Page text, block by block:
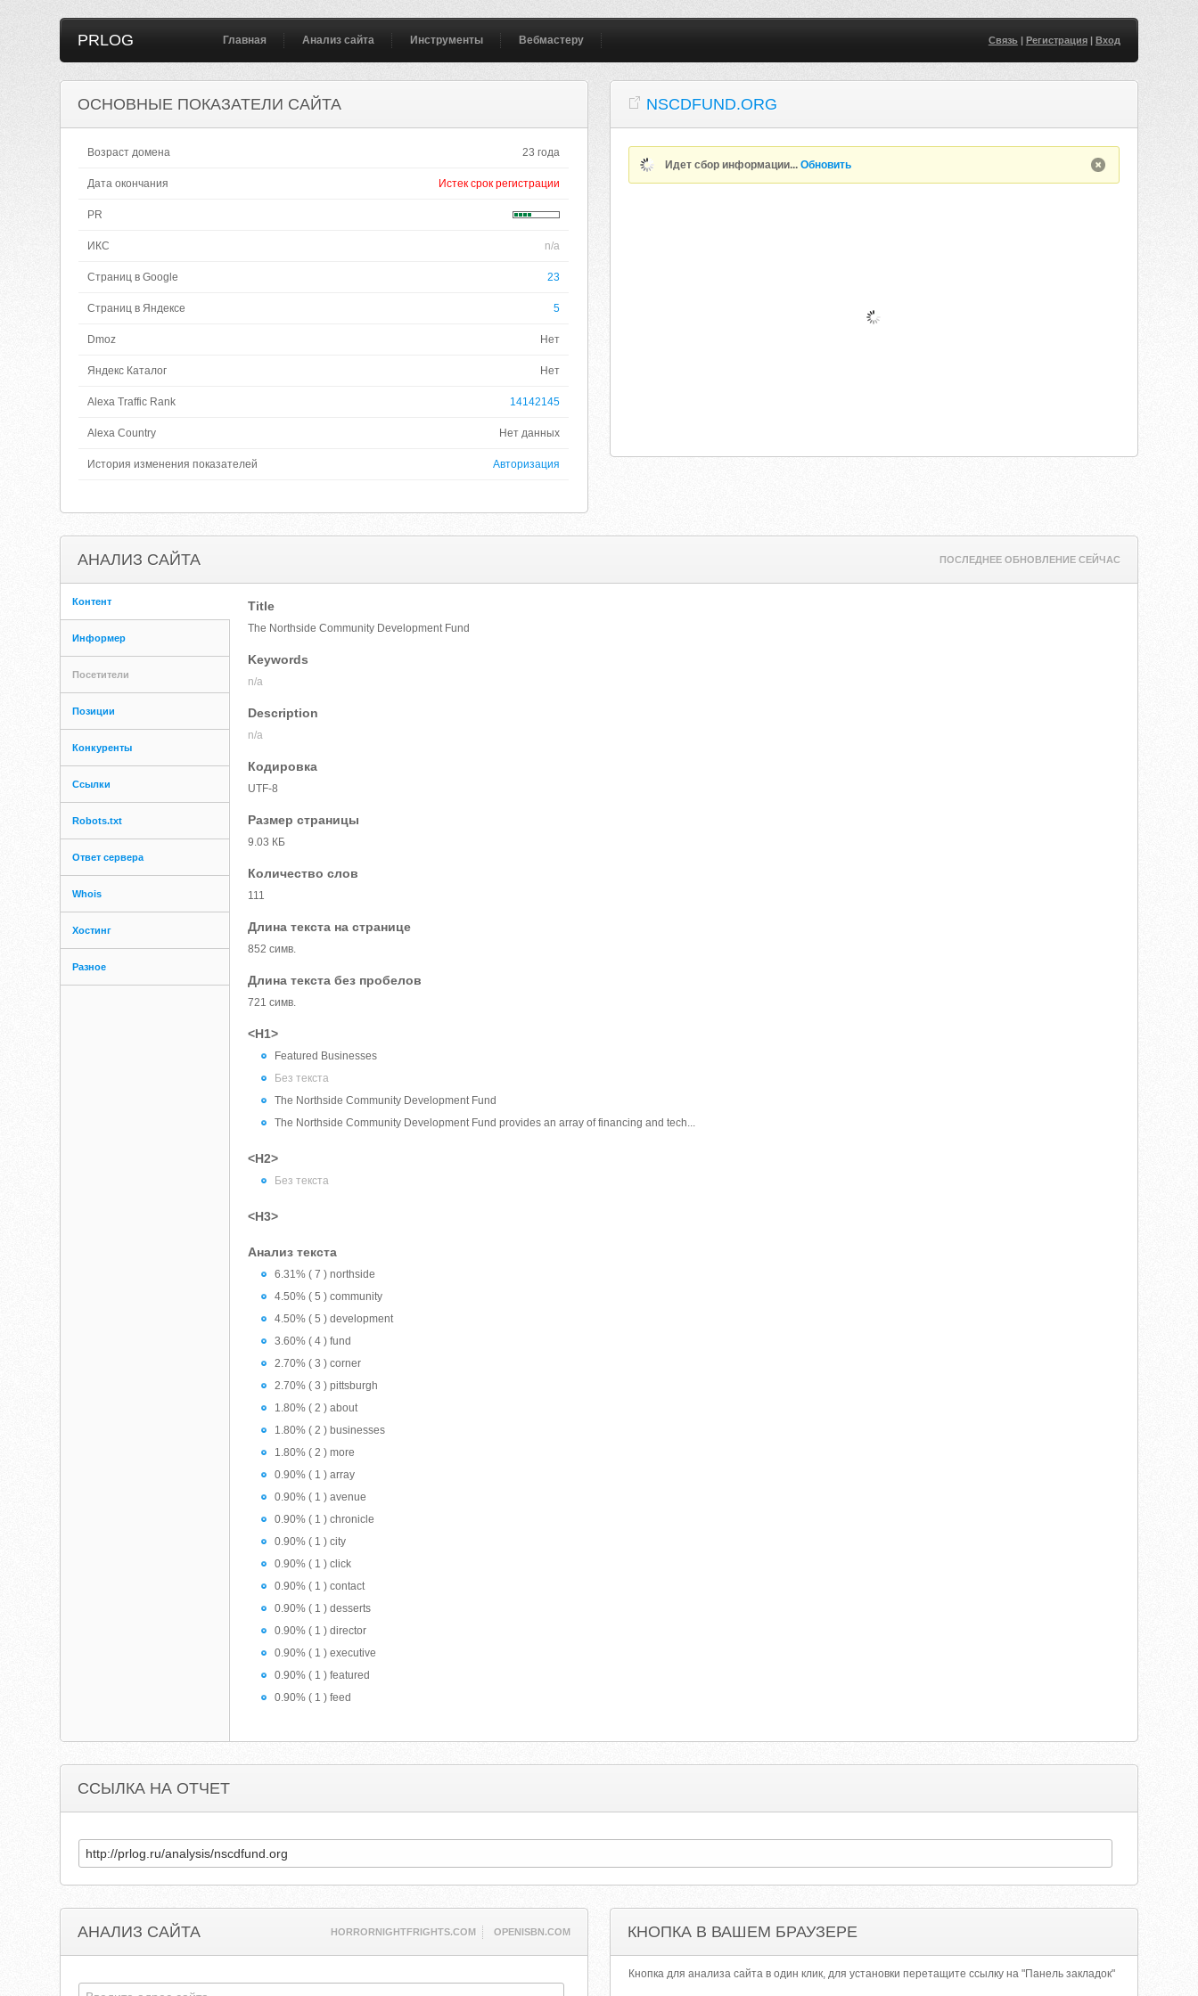
PRLOG Главная Анализ сайта Инструменты Вебмастеру Связь| Регистрация| Вход
ОСНОВНЫЕ ПОКАЗАТЕЛИ САЙТА
Возраст домена 23 года
Дата окончания Истек срок регистрации
PR
ИКС n/a
Страниц в Google 23
Страниц в Яндексе 5
Dmoz Нет
Яндекс Каталог Нет
Alexa Traffic Rank 14142145
Alexa Country Нет данных
История изменения показателей Авторизация
NSCDFUND.ORG
Идет сбор информации...Обновить
АНАЛИЗ САЙТА ПОСЛЕДНЕЕ ОБНОВЛЕНИЕ СЕЙЧАС
Контент
Информер
Посетители
Позиции
Конкуренты
Ссылки
Robots.txt
Ответ сервера
Whois
Хостинг
Разное
Title
The Northside Community Development Fund
Keywords
n/a
Description
n/a
Кодировка
UTF-8
Размер страницы
9.03 КБ
Количество слов
111
Длина текста на странице
852 симв.
Длина текста без пробелов
721 симв.
<H1>
Featured Businesses
Без текста
The Northside Community Development Fund
The Northside Community Development Fund provides an array of financing and tech...
<H2>
Без текста
<H3>
Анализ текста
6.31% ( 7 ) northside
4.50% ( 5 ) community
4.50% ( 5 ) development
3.60% ( 4 ) fund
2.70% ( 3 ) corner
2.70% ( 3 ) pittsburgh
1.80% ( 2 ) about
1.80% ( 2 ) businesses
1.80% ( 2 ) more
0.90% ( 1 ) array
0.90% ( 1 ) avenue
0.90% ( 1 ) chronicle
0.90% ( 1 ) city
0.90% ( 1 ) click
0.90% ( 1 ) contact
0.90% ( 1 ) desserts
0.90% ( 1 ) director
0.90% ( 1 ) executive
0.90% ( 1 ) featured
0.90% ( 1 ) feed
ССЫЛКА НА ОТЧЕТ
АНАЛИЗ САЙТА HORRORNIGHTFRIGHTS.COM OPENISBN.COM КНОПКА В ВАШЕМ БРАУЗЕРЕ
Кнопка для анализа сайта в один клик, для установки перетащите ссылку на "Панель закладок"